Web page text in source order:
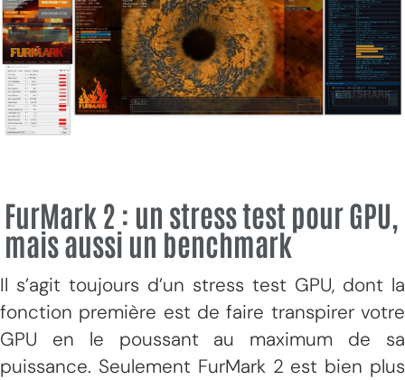
FurMark 2 : un stress test pour GPU,
mais aussi un benchmark
Il s’agit toujours d’un stress test GPU, dont la
fonction première est de faire transpirer votre
GPU en le poussant au maximum de sa
puissance. Seulement FurMark 2 est bien plus